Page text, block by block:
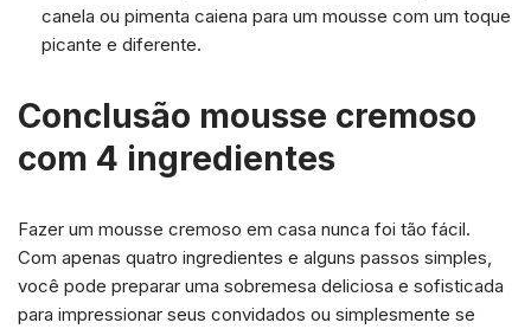
canela ou pimenta caiena para um mousse com um toque
picante e diferente.
Conclusão mousse cremoso
com 4 ingredientes
Fazer um mousse cremoso em casa nunca foi tão fácil.
Com apenas quatro ingredientes e alguns passos simples,
você pode preparar uma sobremesa deliciosa e sofisticada
para impressionar seus convidados ou simplesmente se